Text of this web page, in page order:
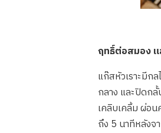
ฤทธิ์ต่อสมอง แ
แก๊สหัวเราะมีก
กลาง และปิดก
เคลิบเคลิ้ม ผ่อน
ถึง 5 นาทีหลังจ